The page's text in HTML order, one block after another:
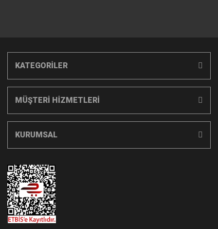
KATEGORİLER
MÜŞTERİ HİZMETLERİ
KURUMSAL